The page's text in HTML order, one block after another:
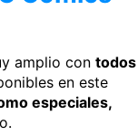
amplio con todos
en este
especiales,